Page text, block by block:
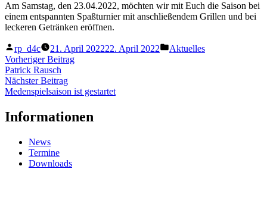
Am Samstag, den 23.04.2022, möchten wir mit Euch die Saison bei
einem entspannten Spaßturnier mit anschließendem Grillen und bei
leckeren Getränken eröffnen.
Veröffentlicht
von
rp_d4c 21. April 202222. April 2022
Veröffentlicht
Aktuelles
Beitragsnavigation
Vorheriger BeitragVorheriger
Patrick Rausch
Nächster BeitragNächster
Beitrag:
Medenspielsaison ist gestartet
Informationen
News
Termine
Downloads